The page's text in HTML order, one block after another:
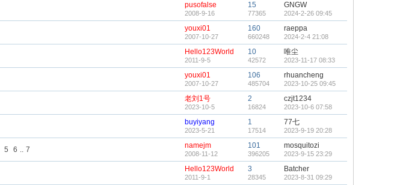
pusofalse
2008-9-16
15
77365
GNGW
2024-2-26 09:45
youxi01
2007-10-27
160
660248
raeppa
2024-2-4 21:08
Hello123World
2011-9-5
10
42572
唯尘
2023-11-17 08:33
youxi01
2007-10-27
106
485704
rhuancheng
2023-10-25 09:45
老刘1号
2023-10-5
2
16824
czjt1234
2023-10-6 07:58
buyiyang
2023-5-21
1
17514
77七
2023-9-19 20:28
5 6 .. 7 namejm
2008-11-12
101
396205
mosquitozi
2023-9-15 23:29
Hello123World
2011-9-1
3
28345
Batcher
2023-8-31 09:29